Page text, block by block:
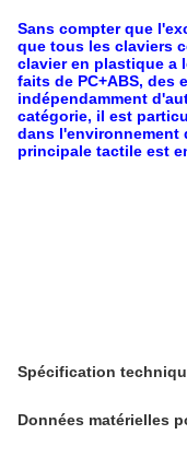
Sans compter que
que tous les claviers
clavier en plastique a
faits de PC+ABS, des
indépendamment
catégorie, il est
dans l'environnement
principale tactile est
Spécification
Données matérielles